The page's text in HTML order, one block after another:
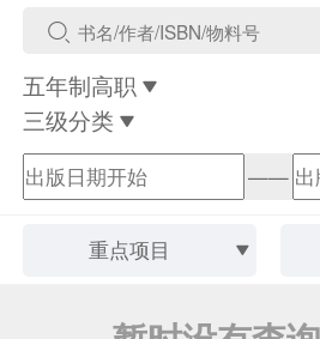
五年制高职
三级分类
——
重点项目